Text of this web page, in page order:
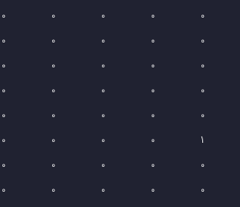
0
0
0
0
0
0
0
0
0
0
0
0
0
0
0
0
0
0
0
0
0
0
0
0
0
1
0
0
0
0
0
0
0
0
0
0
0
0
0
0